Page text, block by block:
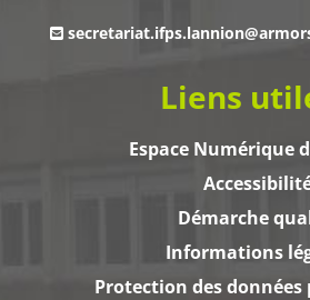
Liens
Espace Numérique
Démarche
Informations
Protection des données